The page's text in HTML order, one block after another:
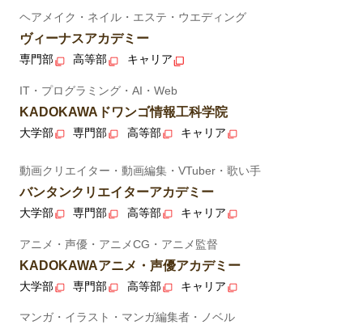
ヘアメイク・ネイル・エステ・ウエディング
ヴィーナスアカデミー
専門部 高等部 キャリア
IT・プログラミング・AI・Web
KADOKAWAドワンゴ情報工科学院
大学部 専門部 高等部 キャリア
動画クリエイター・動画編集・VTuber・歌い手
バンタンクリエイターアカデミー
大学部 専門部 高等部 キャリア
アニメ・声優・アニメCG・アニメ監督
KADOKAWAアニメ・声優アカデミー
大学部 専門部 高等部 キャリア
マンガ・イラスト・マンガ編集者・ノベル